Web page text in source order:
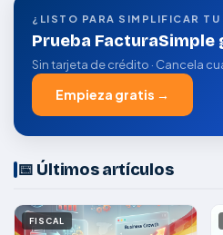
¿LISTO PARA SIMPLIFICAR
Prueba FacturaSimple
Sin tarjeta de crédito · Cancela
Empieza gratis →
📅 Últimos artículos
FISCAL